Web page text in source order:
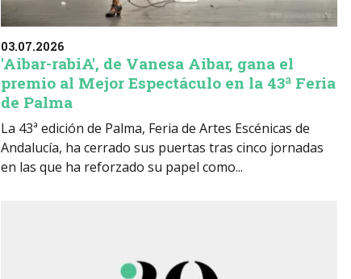
03.07.2026
'Aibar-rabiA', de Vanesa Aibar, gana el
premio al Mejor Espectáculo en la 43ª Feria
de Palma
La 43ª edición de Palma, Feria de Artes Escénicas de
Andalucía, ha cerrado sus puertas tras cinco jornadas
en las que ha reforzado su papel como...